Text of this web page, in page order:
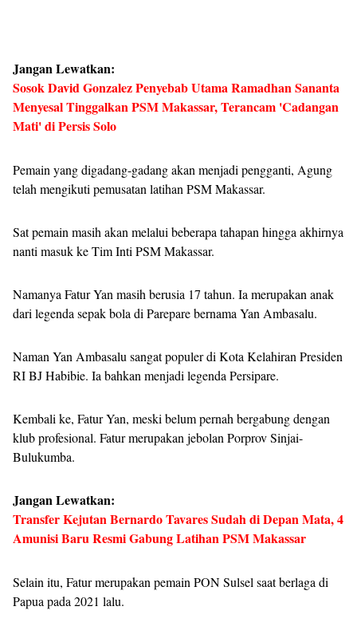
Jangan Lewatkan:
Sosok David Gonzalez Penyebab Utama Ramadhan Sananta
Menyesal Tinggalkan PSM Makassar, Terancam 'Cadangan
Mati' di Persis Solo
Pemain yang digadang-gadang akan menjadi pengganti, Agung
telah mengikuti pemusatan latihan PSM Makassar.
Sat pemain masih akan melalui beberapa tahapan hingga akhirnya
nanti masuk ke Tim Inti PSM Makassar.
Namanya Fatur Yan masih berusia 17 tahun. Ia merupakan anak
dari legenda sepak bola di Parepare bernama Yan Ambasalu.
Naman Yan Ambasalu sangat populer di Kota Kelahiran Presiden
RI BJ Habibie. Ia bahkan menjadi legenda Persipare.
Kembali ke, Fatur Yan, meski belum pernah bergabung dengan
klub profesional. Fatur merupakan jebolan Porprov Sinjai-
Bulukumba.
Jangan Lewatkan:
Transfer Kejutan Bernardo Tavares Sudah di Depan Mata, 4
Amunisi Baru Resmi Gabung Latihan PSM Makassar
Selain itu, Fatur merupakan pemain PON Sulsel saat berlaga di
Papua pada 2021 lalu.